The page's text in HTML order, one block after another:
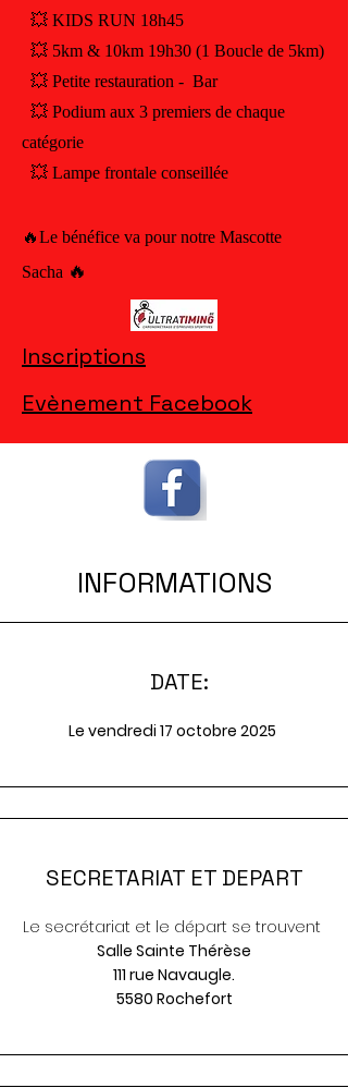
💥 KIDS RUN 18h45
💥 5km & 10km 19h30 (1 Boucle de 5km)
💥 Petite restauration - Bar
💥 Podium aux 3 premiers de chaque
catégorie
💥 Lampe frontale conseillée
🔥Le bénéfice va pour notre Mascotte
Sacha 🔥
Inscriptions
Evènement Facebook
INFORMATIONS
DATE:
Le vendredi 17 octobre 2025
SECRETARIAT ET DEPART
Le secrétariat et le départ se trouvent
Salle Sainte Thérèse
111 rue Navaugle.
5580 Rochefort